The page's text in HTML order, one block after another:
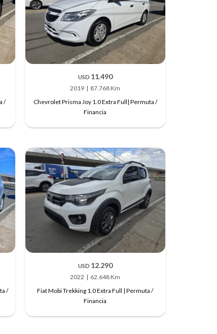
/
USD 11.490
2019
87.768 Km
Chevrolet Prisma Joy 1.0 Extra Full| Permuta /
Financia
/
USD 12.290
2022
62.648 Km
Fiat Mobi Trekking 1.0 Extra Full | Permuta /
Financia